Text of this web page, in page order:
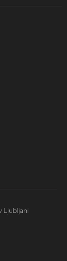
Ljubljani